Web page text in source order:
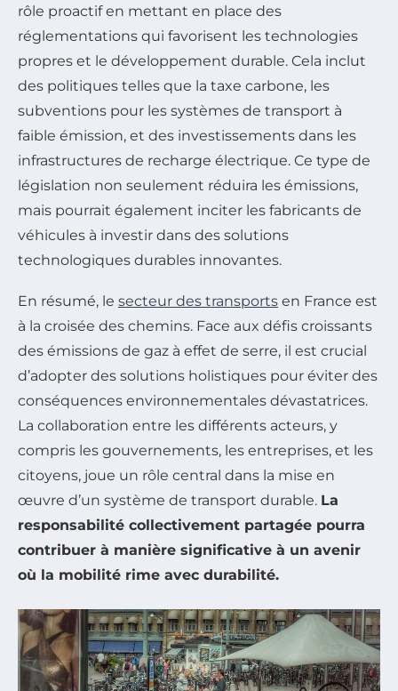
rôle proactif en mettant en place des
réglementations qui favorisent les technologies
propres et le développement durable. Cela inclut
des politiques telles que la taxe carbone, les
subventions pour les systèmes de transport à
faible émission, et des investissements dans les
infrastructures de recharge électrique. Ce type de
législation non seulement réduira les émissions,
mais pourrait également inciter les fabricants de
véhicules à investir dans des solutions
technologiques durables innovantes.
En résumé, le secteur des transports en France est
à la croisée des chemins. Face aux défis croissants
des émissions de gaz à effet de serre, il est crucial
d’adopter des solutions holistiques pour éviter des
conséquences environnementales dévastatrices.
La collaboration entre les différents acteurs, y
compris les gouvernements, les entreprises, et les
citoyens, joue un rôle central dans la mise en
œuvre d’un système de transport durable. La
responsabilité collectivement partagée pourra
contribuer à manière significative à un avenir
où la mobilité rime avec durabilité.